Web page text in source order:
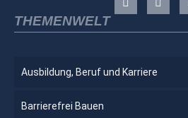
THEMENWELT
Ausbildung, Beruf und Karriere
Barrierefrei Bauen